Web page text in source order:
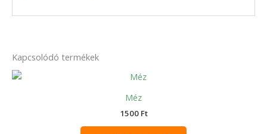
Kapcsolódó termékek
Méz
1500 Ft